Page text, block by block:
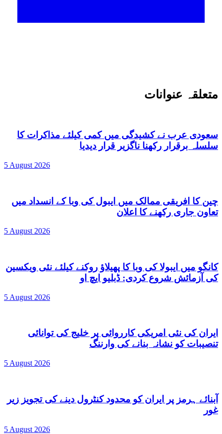
متعلقہ عنوانات
سعودی عرب نے کشیدگی میں کمی کیلئے مذاکرات کا
سلسلہ برقرار رکھنا ناگزیر قرار دیدیا
5 August 2026
چین کا افریقی ممالک میں ایبول کی وبا کے انسداد میں
تعاون جاری رکھنے کا اعلان
5 August 2026
کانگو میں ایبولا کی وبا کا پھیلاؤ روکنے کیلئے نئی ویکسین
کی آزمائش شروع کردی: ڈبلیو ایچ او
5 August 2026
ایران کی نئی امریکی کارروائی پر خلیج کی توانائی
تنصیبات کو نشانہ بنانے کی وارننگ
5 August 2026
آبنائے ہرمز پر ایران کو محدود کنٹرول دینے کی تجویز زیر
غور
5 August 2026